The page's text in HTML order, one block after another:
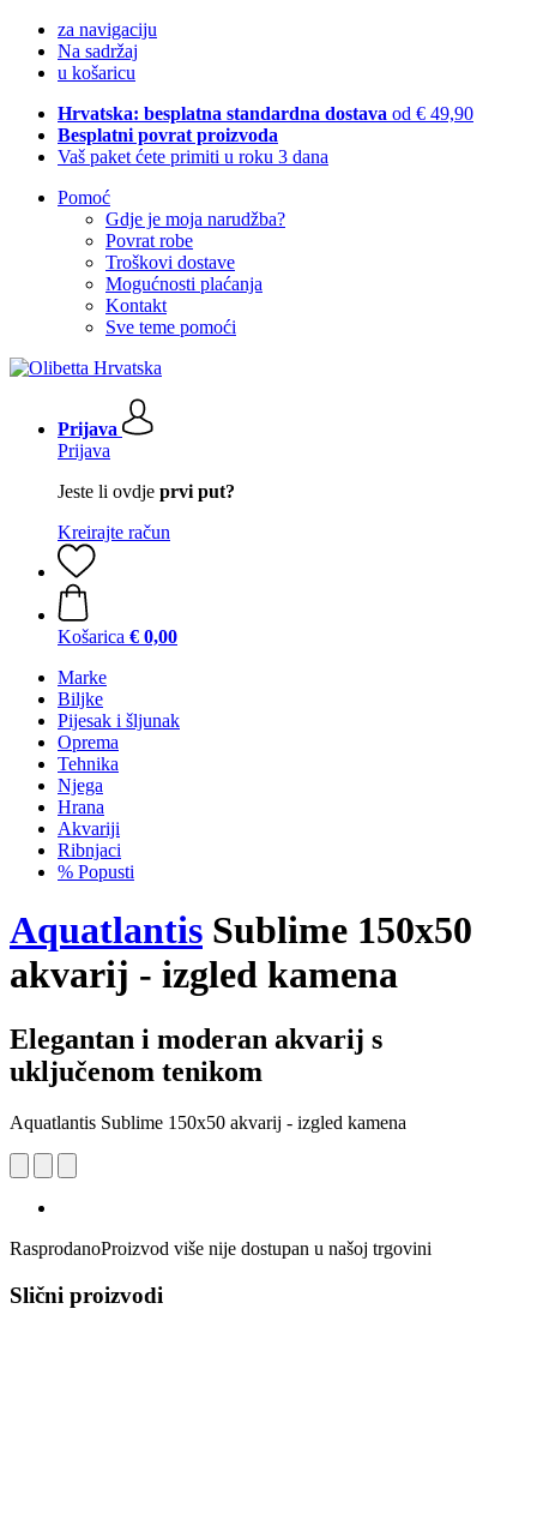
za navigaciju
Na sadržaj
u košaricu
Hrvatska: besplatna standardna dostava od € 49,90
Besplatni povrat proizvoda
Vaš paket ćete primiti u roku 3 dana
Pomoć
Gdje je moja narudžba?
Povrat robe
Troškovi dostave
Mogućnosti plaćanja
Kontakt
Sve teme pomoći
Prijava
Prijava
Jeste li ovdje prvi put?
Kreirajte račun
Košarica € 0,00
Marke
Biljke
Pijesak i šljunak
Oprema
Tehnika
Njega
Hrana
Akvariji
Ribnjaci
% Popusti
Aquatlantis Sublime 150x50
akvarij - izgled kamena
Elegantan i moderan akvarij s
uključenom tenikom
Aquatlantis Sublime 150x50 akvarij - izgled kamena
RasprodanoProizvod više nije dostupan u našoj trgovini
Slični proizvodi